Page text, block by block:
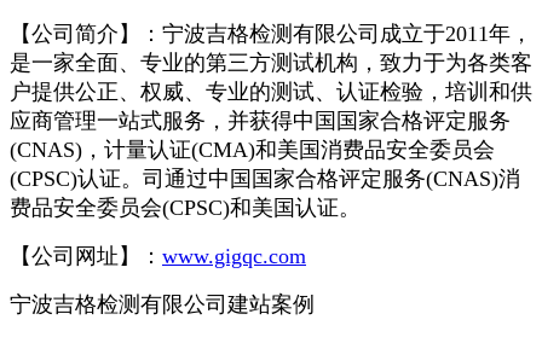
【公司简介】：宁波吉格检测有限公司成立于2011年，
是一家全面、专业的第三方测试机构，致力于为各类客
户提供公正、权威、专业的测试、认证检验，培训和供
应商管理一站式服务，并获得中国国家合格评定服务
(CNAS)，计量认证(CMA)和美国消费品安全委员会
(CPSC)认证。司通过中国国家合格评定服务(CNAS)消
费品安全委员会(CPSC)和美国认证。
【公司网址】： www.gigqc.com
宁波吉格检测有限公司建站案例